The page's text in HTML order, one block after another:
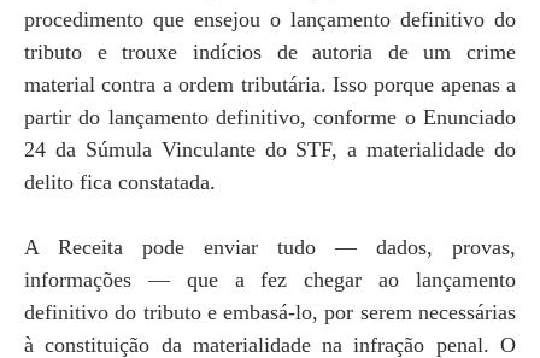
procedimento que ensejou o lançamento definitivo do
tributo e trouxe indícios de autoria de um crime
material contra a ordem tributária. Isso porque apenas a
partir do lançamento definitivo, conforme o Enunciado
24 da Súmula Vinculante do STF, a materialidade do
delito fica constatada.
A Receita pode enviar tudo — dados, provas,
informações — que a fez chegar ao lançamento
definitivo do tributo e embasá-lo, por serem necessárias
à constituição da materialidade na infração penal. O